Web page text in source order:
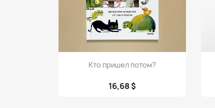
Просмотр
Кто пришел потом?
16,68 $